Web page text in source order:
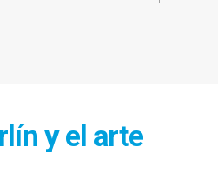
y el arte